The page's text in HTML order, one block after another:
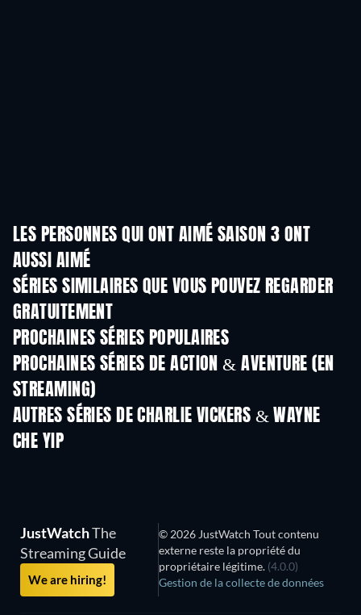
LES PERSONNES QUI ONT AIMÉ SAISON 3 ONT
AUSSI AIMÉ
SÉRIES SIMILAIRES QUE VOUS POUVEZ REGARDER
GRATUITEMENT
PROCHAINES SÉRIES POPULAIRES
Série Série
PROCHAINES SÉRIES DE ACTION & AVENTURE (EN
STREAMING)Saison 2
AUTRES SÉRIES DE CHARLIE VICKERS & WAYNE
CHE YIP
JustWatchThe
Streaming Guide
We are hiring!
© 2026 JustWatch Tout contenu
externe reste la propriété du
propriétaire légitime. (4.0.0)
Gestion de la collecte de données